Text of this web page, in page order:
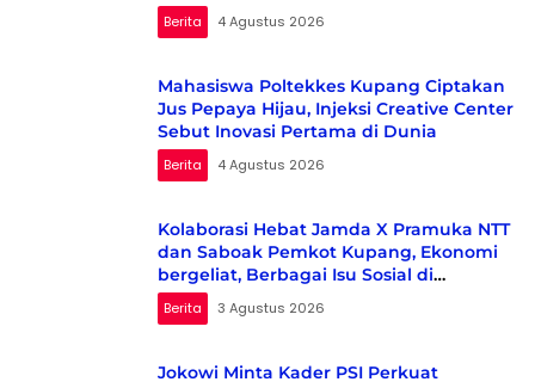
Berita 4 Agustus 2026
Mahasiswa Poltekkes Kupang Ciptakan
Jus Pepaya Hijau, Injeksi Creative Center
Sebut Inovasi Pertama di Dunia
Berita 4 Agustus 2026
Kolaborasi Hebat Jamda X Pramuka NTT
dan Saboak Pemkot Kupang, Ekonomi
bergeliat, Berbagai Isu Sosial di
Kampanyekan
Berita 3 Agustus 2026
Jokowi Minta Kader PSI Perkuat